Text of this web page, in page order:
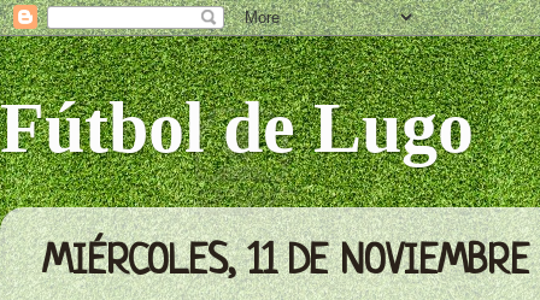
Fútbol de Lugo
MIÉRCOLES, 11 DE